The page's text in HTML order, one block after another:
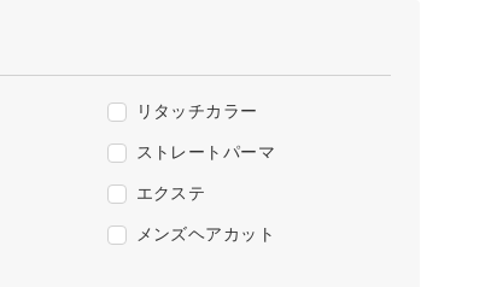
リタッチカラー
ストレートパーマ
エクステ
メンズヘアカット